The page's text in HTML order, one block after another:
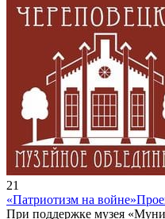
21
«Патриотизм на войне»
При поддержке музея